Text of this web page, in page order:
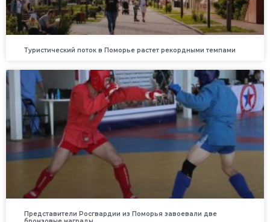
Туристический поток в Поморье растет рекордными темпами
Представители Росгвардии из Поморья завоевали две